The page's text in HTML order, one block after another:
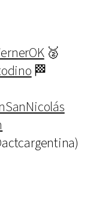
🥈
🏁